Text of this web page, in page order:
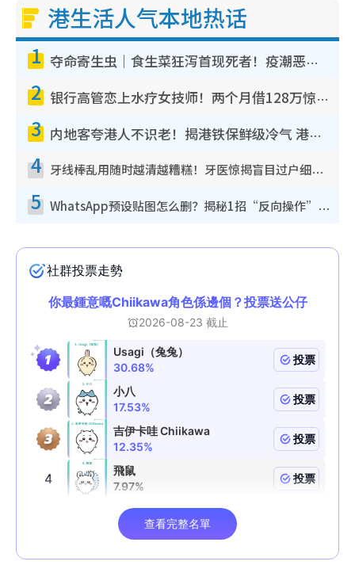
港生活人气本地热话
1 夺命寄生虫｜食生菜狂泻首现死者！疫潮恶化录1.8万宗病例 揭洗菜3大谬误
2 银行高管恋上水疗女技师！两个月借128万惊觉“沉船”沉落火海 揭背后疑似邪教操控卖淫
3 内地客夸港人不识老！揭港铁保鲜级冷气 港人求放过：别投诉
4 牙线棒乱用随时越清越糟糕！牙医惊揭盲目过户细菌恐致蛀牙：这种才是日常真保养
5 WhatsApp预设贴图怎么删？揭秘1招“反向操作”还原简洁界面 附3步实测教程